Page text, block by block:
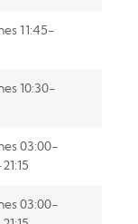
11:45-
10:30-
03:00-
03:00-